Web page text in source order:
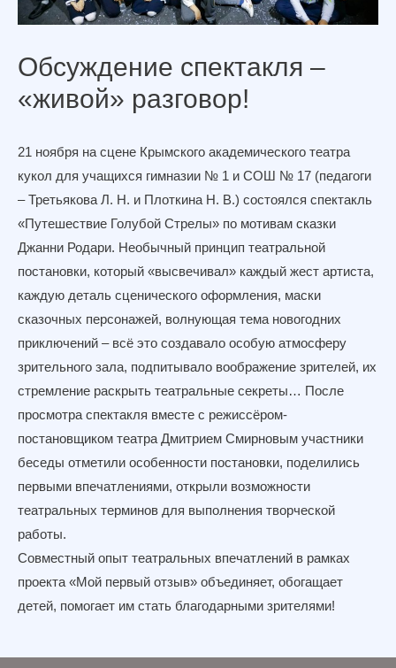
Обсуждение спектакля –
«живой» разговор!
21 ноября на сцене Крымского академического театра
кукол для учащихся гимназии № 1 и СОШ № 17 (педагоги
– Третьякова Л. Н. и Плоткина Н. В.) состоялся спектакль
«Путешествие Голубой Стрелы» по мотивам сказки
Джанни Родари. Необычный принцип театральной
постановки, который «высвечивал» каждый жест артиста,
каждую деталь сценического оформления, маски
сказочных персонажей, волнующая тема новогодних
приключений – всё это создавало особую атмосферу
зрительного зала, подпитывало воображение зрителей, их
стремление раскрыть театральные секреты… После
просмотра спектакля вместе с режиссёром-
постановщиком театра Дмитрием Смирновым участники
беседы отметили особенности постановки, поделились
первыми впечатлениями, открыли возможности
театральных терминов для выполнения творческой
работы.
Совместный опыт театральных впечатлений в рамках
проекта «Мой первый отзыв» объединяет, обогащает
детей, помогает им стать благодарными зрителями!